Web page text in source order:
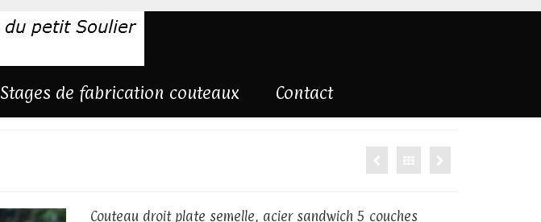
Stages de fabrication couteaux Contact
Couteau droit plate semelle, acier sandwich 5 couches